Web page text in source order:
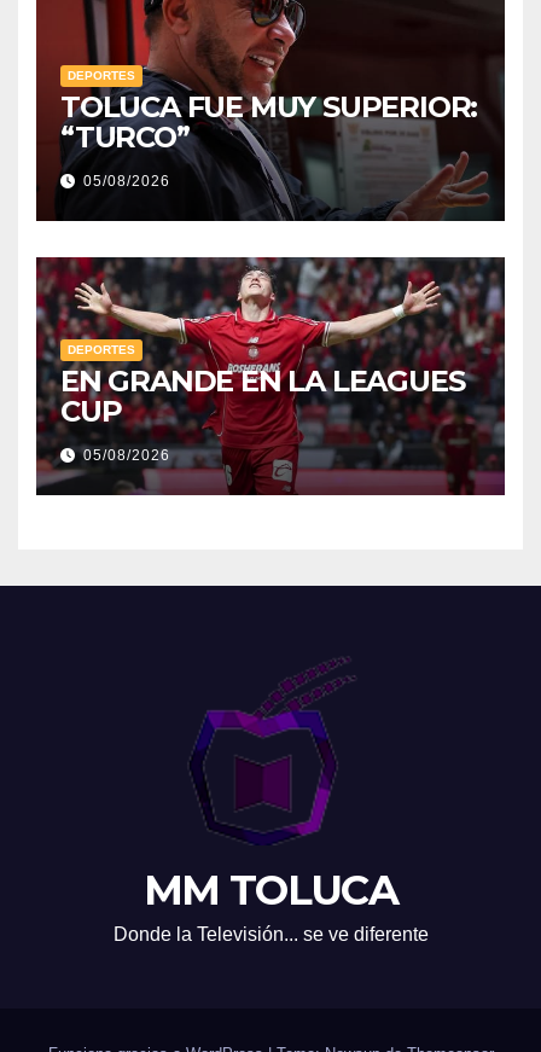
DEPORTES
TOLUCA FUE MUY SUPERIOR:
“TURCO”
05/08/2026
DEPORTES
EN GRANDE EN LA LEAGUES
CUP
05/08/2026
MM TOLUCA
Donde la Televisión... se ve diferente